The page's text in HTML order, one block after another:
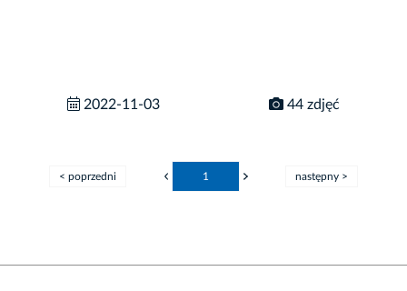
2022-11-03 44 zdjęć
< poprzedni 1 następny >